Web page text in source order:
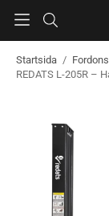
Startsida /
REDATS L-205R –